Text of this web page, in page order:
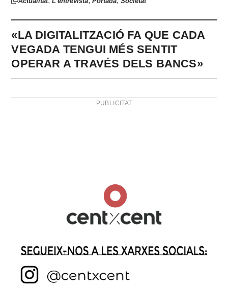
«LA DIGITALITZACIÓ FA QUE CADA
VEGADA TENGUI MÉS SENTIT
OPERAR A TRAVÉS DELS BANCS»
PUBLICITAT